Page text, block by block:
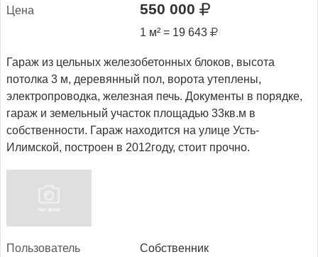
Це­на 550 000
1 м² = 19 643
Гараж из цельных железобетонных блоков, высота
потолка 3 м, деревянный пол, ворота утеплены,
электропроводка, железная печь. Документы в порядке,
гараж и земельный участок площадью 33кв.м в
собственности. Гараж находится на улице Усть-
Илимской, построен в 2012году, стоит прочно.
Поль­зо­ватель Собственник